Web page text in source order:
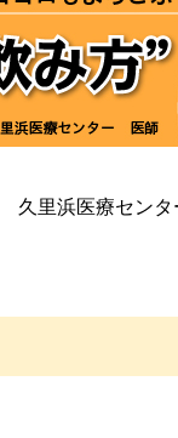
里浜医療セン